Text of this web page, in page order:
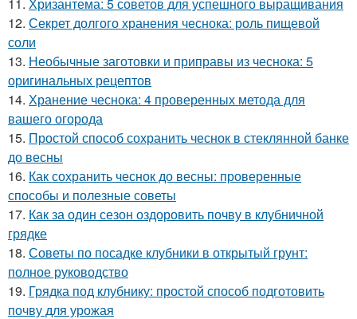
11. Хризантема: 5 советов для успешного выращивания
12. Секрет долгого хранения чеснока: роль пищевой
соли
13. Необычные заготовки и приправы из чеснока: 5
оригинальных рецептов
14. Хранение чеснока: 4 проверенных метода для
вашего огорода
15. Простой способ сохранить чеснок в стеклянной банке
до весны
16. Как сохранить чеснок до весны: проверенные
способы и полезные советы
17. Как за один сезон оздоровить почву в клубничной
грядке
18. Советы по посадке клубники в открытый грунт:
полное руководство
19. Грядка под клубнику: простой способ подготовить
почву для урожая